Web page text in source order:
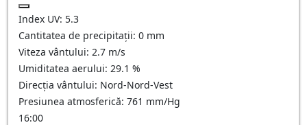
Index UV: 5.3
Cantitatea de precipitații: 0 mm
Viteza vântului: 2.7 m/s
Umiditatea aerului: 29.1 %
Direcția vântului: Nord-Nord-Vest
Presiunea atmosferică: 761 mm/Hg
16:00